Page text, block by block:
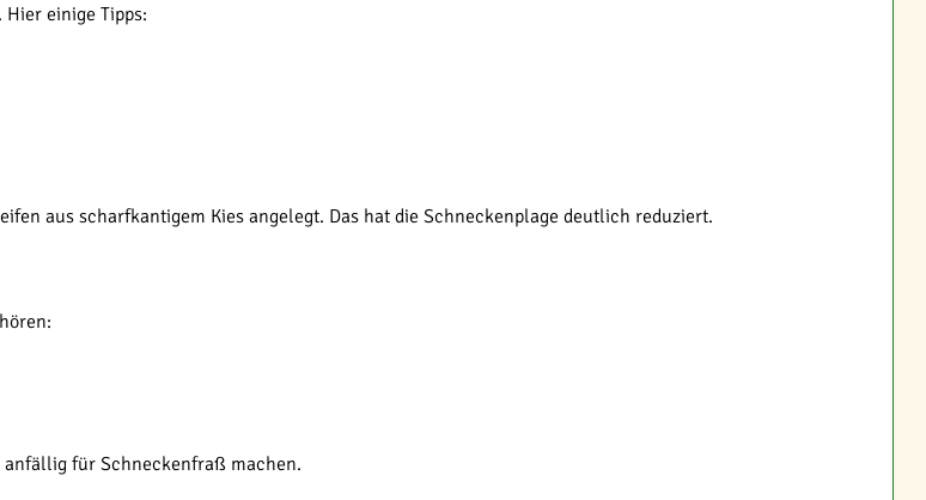
einige Tipps:
aus scharfkantigem Kies angelegt. Das hat die Schneckenplage deutlich reduziert.
anfällig für Schneckenfraß machen.